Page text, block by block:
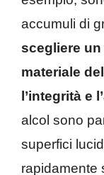
accumuli di
scegliere
materiale
l’integrità e
alcol sono
superfici
rapidamente